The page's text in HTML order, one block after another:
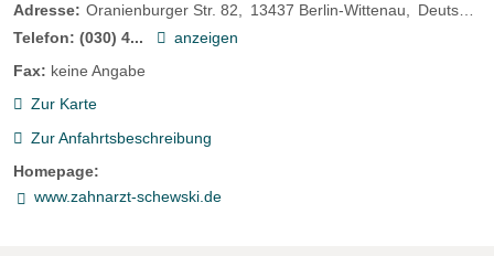
Adresse: Oranienburger Str. 82 13437 Berlin-Wittenau
Deutschland
Telefon: (030) 4...
anzeigen
Fax: keine Angabe
Zur Karte
Zur Anfahrtsbeschreibung
Homepage:
www.zahnarzt-schewski.de